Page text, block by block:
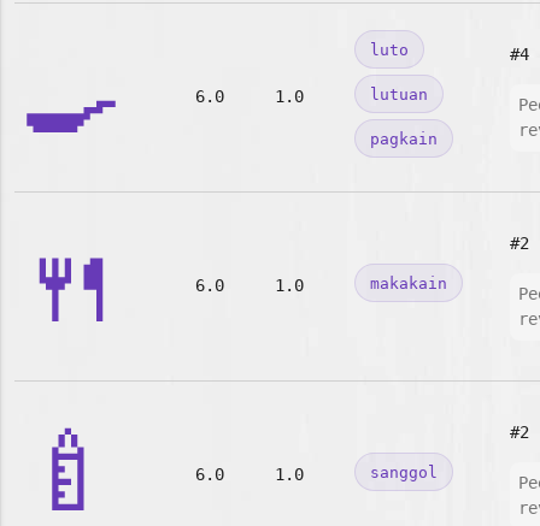
🍳 6.0 1.0
luto
lutuan
pagkain
#4
🍴 6.0 1.0 makakain
#2
🍼 6.0 1.0 sanggol
#2